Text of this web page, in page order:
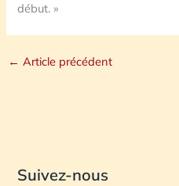
début. »
← Article précédent
Suivez-nous